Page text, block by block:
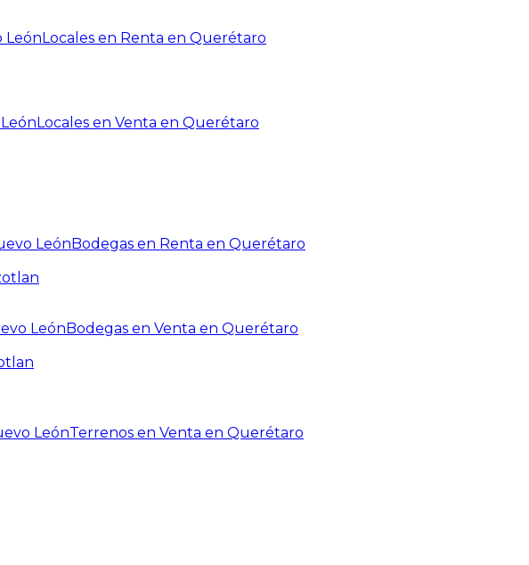
LeónLocales en Renta en Querétaro
Locales en Venta en Querétaro
LeónBodegas en Renta en Querétaro
LeónBodegas en Venta en Querétaro
LeónTerrenos en Venta en Querétaro